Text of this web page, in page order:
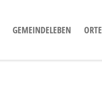
GEMEINDELEBEN ORTE